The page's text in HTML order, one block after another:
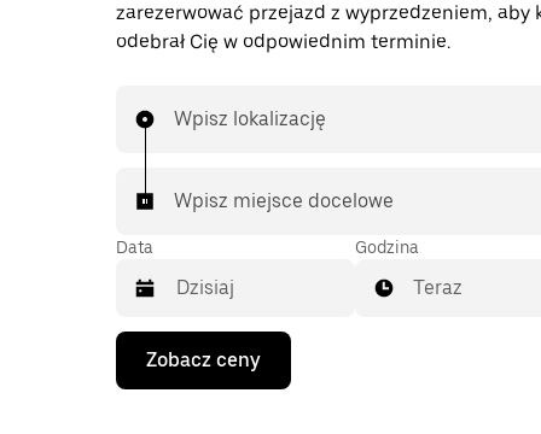
zarezerwować przejazd z wyprzedzeniem, aby
odebrał Cię w odpowiednim terminie.
Wpisz lokalizację
Wpisz miejsce docelowe
Data
Naciśnij
klawisz
strzałki
Godzina
Teraz
Zobacz ceny